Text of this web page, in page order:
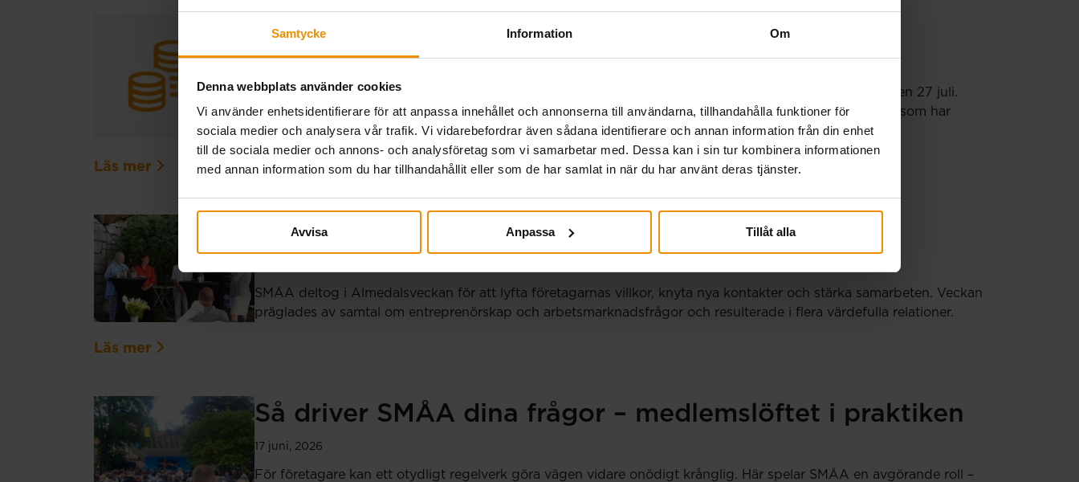
Samtycke Information Om
Denna webbplats använder cookies
Vi använder enhetsidentifierare för att anpassa innehållet och annonserna till användarna, tillhandahålla funktioner för
sociala medier och analysera vår trafik. Vi vidarebefordrar även sådana identifierare och annan information från din enhet
till de sociala medier och annons- och analysföretag som vi samarbetar med. Dessa kan i sin tur kombinera informationen
med annan information som du har tillhandahållit eller som de har samlat in när du har använt deras tjänster.
Avvisa Anpassa Tillåt alla
Extra utbetalning 27 juli.
På grund av en teknisk störning i a-kassornas gemensamma system genomförs en extra utbetalning den 27 juli.
Den ordinarie utbetalningen på torsdag sker som vanligt för alla tidrapporter och månadsansökningar som har
registrerats för utbetalning senast 20 juli. Har din tidrapport eller…
Läs mer
SMÅA i Almedalen 2026
SMÅA deltog i Almedalsveckan för att lyfta företagarnas villkor, knyta nya kontakter och stärka samarbeten. Veckan
präglades av samtal om entreprenörskap och arbetsmarknadsfrågor och resulterade i flera värdefulla relationer.
Läs mer
Så driver SMÅA dina frågor – medlemslöftet i praktiken
17 juni, 2026
För företagare kan ett otydligt regelverk göra vägen vidare onödigt krånglig. Här spelar SMÅA en avgörande roll –